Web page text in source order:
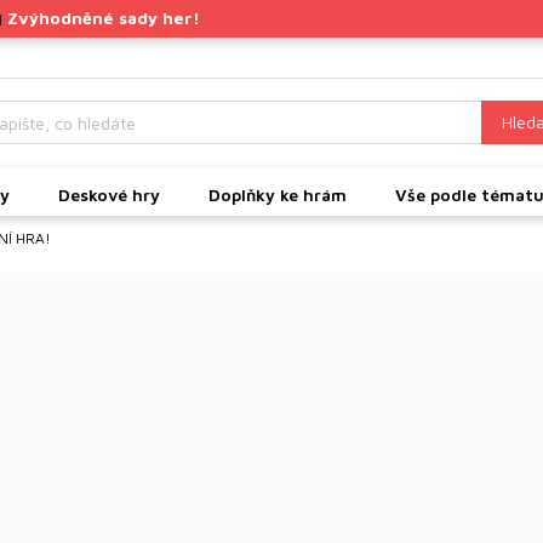
| Zvýhodněné sady her!
Deskové hry Doplňky ke hrám Vše podle tématu
HRA!